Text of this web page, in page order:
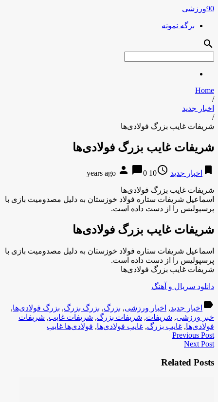
90ورزشی
برگه نمونه
search
Home
/
اخبار جدید
/
شریفات غایب بزرگ فولادی‌ها
شریفات غایب بزرگ فولادی‌ها
bookmark اخبار جدید access_time
10 years ago
person chat_bubble0
شریفات غایب بزرگ فولادی‌ها
اسماعیل شریفات ستاره فولاد خوزستان به دلیل مصدومیت بازی با
پرسپولیس را از دست داده است.
شریفات غایب بزرگ فولادی‌ها
اسماعیل شریفات ستاره فولاد خوزستان به دلیل مصدومیت بازی با
پرسپولیس را از دست داده است.
شریفات غایب بزرگ فولادی‌ها
دانلود سریال و آهنگ
label اخبار جدید, اخبار ورزشی, بزرگ, بزرگ بزرگ, بزرگ فولادی‌ها,
خبر ورزشی, شریفات, شریفات بزرگ, شریفات غایب, شریفات
فولادی‌ها, غایب بزرگ, غایب فولادی‌ها, فولادی‌ها غایب
Previous Post
Next Post
Related Posts